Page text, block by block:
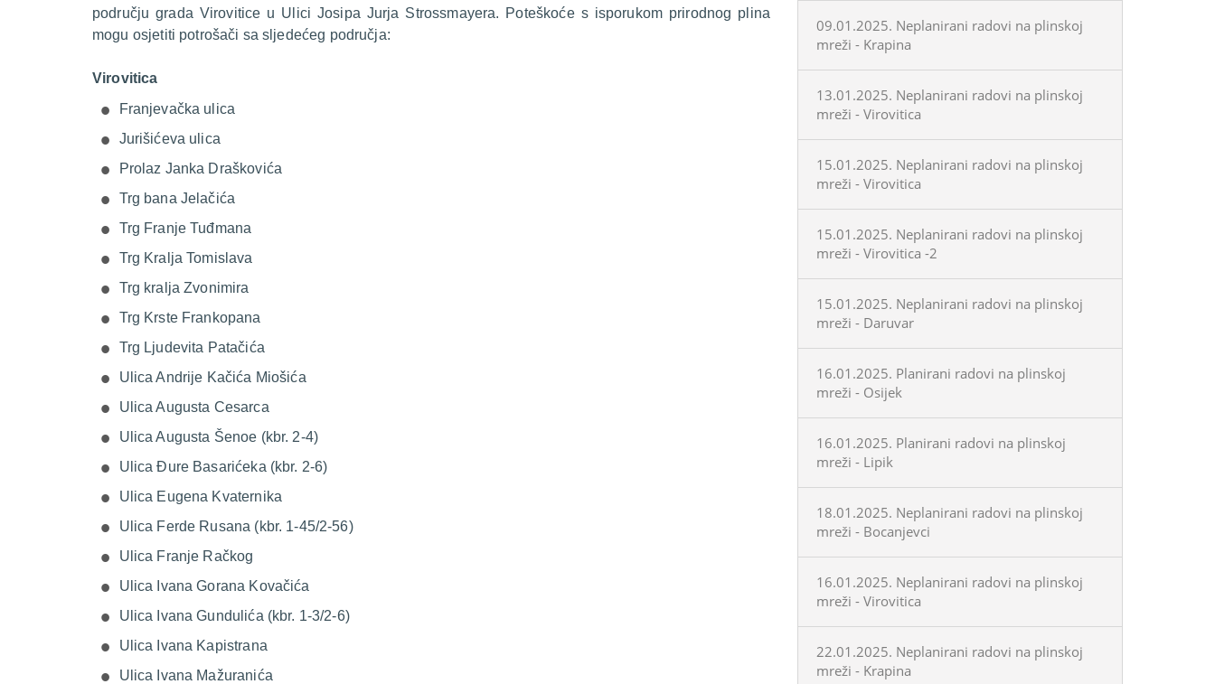
području grada Virovitice u Ulici Josipa Jurja Strossmayera. Poteškoće s isporukom prirodnog plina
mogu osjetiti potrošači sa sljedećeg područja:
Virovitica
Franjevačka ulica
Jurišićeva ulica
Prolaz Janka Draškovića
Trg bana Jelačića
Trg Franje Tuđmana
Trg Kralja Tomislava
Trg kralja Zvonimira
Trg Krste Frankopana
Trg Ljudevita Patačića
Ulica Andrije Kačića Miošića
Ulica Augusta Cesarca
Ulica Augusta Šenoe (kbr. 2-4)
Ulica Đure Basarićeka (kbr. 2-6)
Ulica Eugena Kvaternika
Ulica Ferde Rusana (kbr. 1-45/2-56)
Ulica Franje Račkog
Ulica Ivana Gorana Kovačića
Ulica Ivana Gundulića (kbr. 1-3/2-6)
Ulica Ivana Kapistrana
Ulica Ivana Mažuranića
09.01.2025. Neplanirani radovi na plinskoj
mreži - Krapina
13.01.2025. Neplanirani radovi na plinskoj
mreži - Virovitica
15.01.2025. Neplanirani radovi na plinskoj
mreži - Virovitica
15.01.2025. Neplanirani radovi na plinskoj
mreži - Virovitica -2
15.01.2025. Neplanirani radovi na plinskoj
mreži - Daruvar
16.01.2025. Planirani radovi na plinskoj
mreži - Osijek
16.01.2025. Planirani radovi na plinskoj
mreži - Lipik
18.01.2025. Neplanirani radovi na plinskoj
mreži - Bocanjevci
16.01.2025. Neplanirani radovi na plinskoj
mreži - Virovitica
22.01.2025. Neplanirani radovi na plinskoj
mreži - Krapina